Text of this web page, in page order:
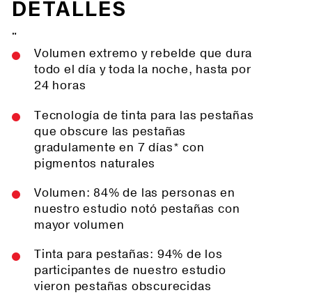
DETALLES
"
Volumen extremo y rebelde que dura
todo el día y toda la noche, hasta por
24 horas
Tecnología de tinta para las pestañas
que obscure las pestañas
gradulamente en 7 días* con
pigmentos naturales
Volumen: 84% de las personas en
nuestro estudio notó pestañas con
mayor volumen
Tinta para pestañas: 94% de los
participantes de nuestro estudio
vieron pestañas obscurecidas